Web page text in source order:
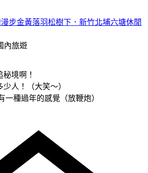
步金黃落羽松樹下．新竹北埔六塘休閒
內旅遊
境啊！
人！（大笑～）
一種過年的感覺（放鞭炮）